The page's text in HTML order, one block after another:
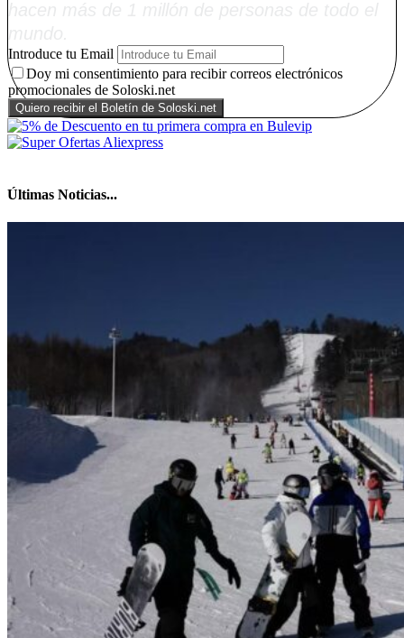
Introduce tu Email
Doy mi consentimiento para recibir correos electrónicos
promocionales de Soloski.net
Últimas Noticias...